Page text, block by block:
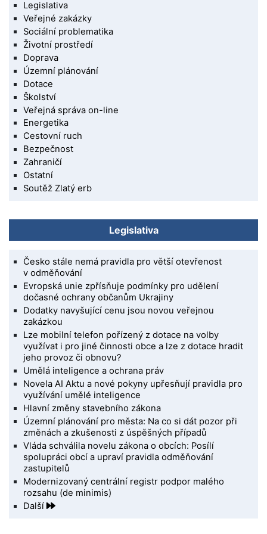
Legislativa
Veřejné zakázky
Sociální problematika
Životní prostředí
Doprava
Územní plánování
Dotace
Školství
Veřejná správa on-line
Energetika
Cestovní ruch
Bezpečnost
Zahraničí
Ostatní
Soutěž Zlatý erb
Legislativa
Česko stále nemá pravidla pro větší otevřenost
v odměňování
Evropská unie zpřísňuje podmínky pro udělení
dočasné ochrany občanům Ukrajiny
Dodatky navyšující cenu jsou novou veřejnou
zakázkou
Lze mobilní telefon pořízený z dotace na volby
využívat i pro jiné činnosti obce a lze z dotace hradit
jeho provoz či obnovu?
Umělá inteligence a ochrana práv
Novela AI Aktu a nové pokyny upřesňují pravidla pro
využívání umělé inteligence
Hlavní změny stavebního zákona
Územní plánování pro města: Na co si dát pozor při
změnách a zkušenosti z úspěšných případů
Vláda schválila novelu zákona o obcích: Posílí
spolupráci obcí a upraví pravidla odměňování
zastupitelů
Modernizovaný centrální registr podpor malého
rozsahu (de minimis)
Další